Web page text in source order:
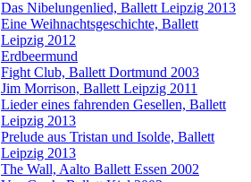
Das Nibelungenlied, Ballett Leipzig 2013
Eine Weihnachtsgeschichte, Ballett
Leipzig 2012
Erdbeermund
Fight Club, Ballett Dortmund 2003
Jim Morrison, Ballett Leipzig 2011
Lieder eines fahrenden Gesellen, Ballett
Leipzig 2013
Prelude aus Tristan und Isolde, Ballett
Leipzig 2013
The Wall, Aalto Ballett Essen 2002